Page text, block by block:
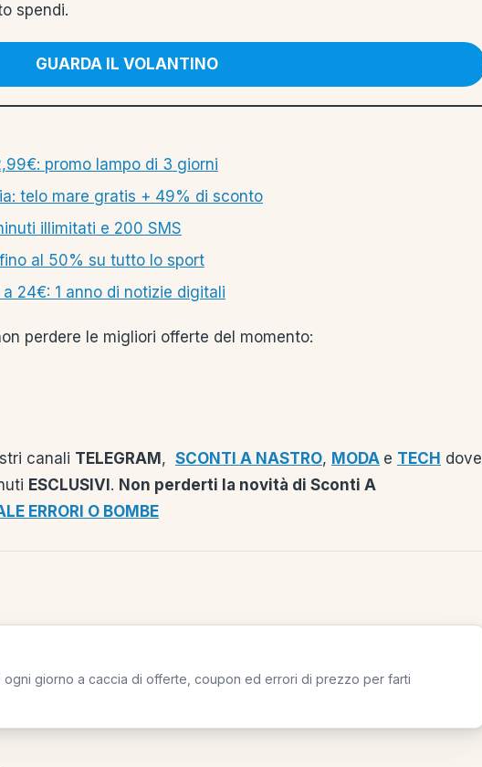
spendi.
GUARDA IL VOLANTINO
promo lampo di 3 giorni
telo mare gratis + 49% di sconto
illimitati e 200 SMS
al 50% su tutto lo sport
24€: 1 anno di notizie digitali
perdere le migliori offerte del momento:
canali TELEGRAM , SCONTI A NASTRO, MODA e TECH dove
ESCLUSIVI . Non perderti la novità di Sconti A
ERRORI O BOMBE
ogni giorno a caccia di offerte, coupon ed errori di prezzo per farti